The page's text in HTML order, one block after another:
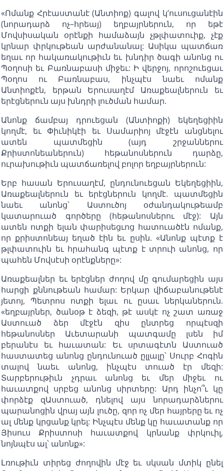
«Ոմանք Հրէաստանէ (Անտիոք) գալով կ’ուսուցանէին
(նորադարձ ոչ–հրեայ) եղբայրներուն, որ եթէ
Մովսիսական օրէնքի համաձայն չթլփատուիք, չէք
կրնար փրկութեան արժանանալ: Ասիկա պատճառ
եղաւ որ հակառակութիւն եւ խնդիր ծագի անոնց ու
Պօղոսի եւ Բառնաբասի միջեւ: Ի վերջոյ, որոշուեցաւ
Պօղոս ու Բառնաբաս, ինչպէս նաեւ ոմանք
Անտիոքէն, երթան Երուսաղէմ Առաքեալներուն եւ
երէցներուն այս խնդրի լուծման համար.
Անոնք ճամբայ դրուեցան (Անտիոքի) եկեղեցիին
կողմէ, եւ Փիւնիկէի եւ Սամարիոյ մէջէն անցնելու
ատեն պատմեցին (այդ շրջաններու
Քրիստոնեաներուն) հեթանոսներուն դարձը,
ուրախութիւն պատճառելով բոլոր եղբայրներուն:
Երբ հասան Երուսաղէմ, ընդունուեցան Եկեղեցիին,
Առաքեալներուն եւ երէցներուն կողմէ. պատմեցին
նաեւ անոնց՝ Աստուծոյ օժանդակութեամբ
կատարուած գործերը (հեթանոսներու մէջ): Այն
ատեն ոտքի ելան փարիսեցւոց հատուածէն ոմանք,
որ քրիստոնեայ եղած էին եւ ըսին. «Անոնք պէտք է
թլփատուին եւ հրահանգ պէտք է տրուի անոնց, որ
պահեն Մովսէսի օրէնքները»:
Առաքեալներ եւ երէցներ ժողով մը գումարեցին այս
հարցի քննութեան համար: Երկար վիճաբանութենէ
յետոյ, Պետրոս ոտքի ելաւ ու ըսաւ ներկաներուն.
«եղբայրներ, ծանօթ է ձեզի, թէ ասկէ ոչ շատ առաջ
Աստուած ձեր մէջէն զիս ընտրեց որպէսզի
հեթանոսներ Աւետարանի պատգամը լսեն իմ
բերանէս եւ հաւատան: Եւ սրտագէտն Աստուած
հաստատեց անոնց ընդունուած ըլլալը՝ Սուրբ Հոգին
տալով նաեւ անոնց, ինչպէս տուած էր մեզի:
Տարբերութիւն չդրաւ անոնց եւ մեր միջեւ ու
հաւատքով սրբեց անոնց սիրտերը: Արդ ինչո՞ւ կը
փորձէք զԱստուած, դնելով այս նորադարձներու
պարանոցին վրայ այն լուծը, զոր ոչ մեր հայրերը եւ ոչ
ալ մենք կրցանք կրել: Ինչպէս մենք կը հաւատանք որ
Յիսուս Քրիստոսի հաւատքով կրնանք փրկուիլ,
նոյնպէս ալ՝ անոնք»:
Լռութիւն տիրեց ժողովին մէջ եւ սկսան մտիկ ընել